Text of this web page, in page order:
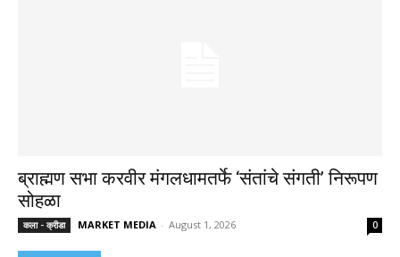
ब्राह्मण सभा करवीर मंगलधामतर्फे ‘संतांचे संगती’ निरूपण
सोहळा
कला - क्रीडा MARKET MEDIA - August 1, 2026 0